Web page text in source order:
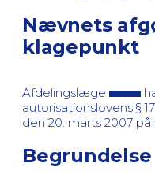
Nævnets
klagepunkt
Afdelingslæge
autorisationslovens §
den 20. marts 2007 på
Begrundelse